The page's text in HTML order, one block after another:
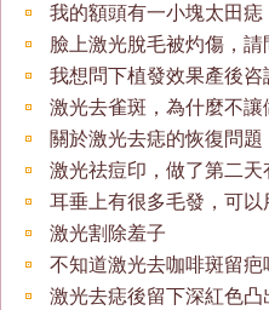
我的額頭有一小塊太田痣
臉上激光脫毛被灼傷，請
我想問下植發效果產後咨
激光去雀斑，為什麼不
關於激光去痣的恢復問題
激光祛痘印，做了第二
耳垂上有很多毛發，可
激光割除羞子
不知道激光去咖啡斑留疤
激光去痣後留下深紅色凸